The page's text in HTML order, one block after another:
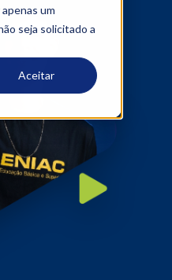
um
seja solicitado a
Aceitar